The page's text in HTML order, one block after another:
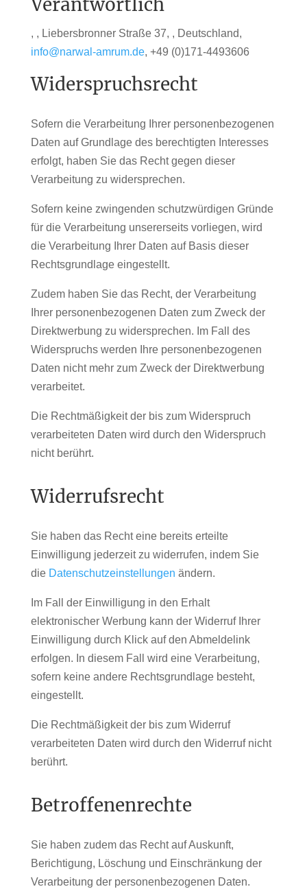
Verantwortlich
, , Liebersbronner Straße 37, , Deutschland,
info@narwal-amrum.de, +49 (0)171-4493606
Widerspruchsrecht
Sofern die Verarbeitung Ihrer personenbezogenen
Daten auf Grundlage des berechtigten Interesses
erfolgt, haben Sie das Recht gegen dieser
Verarbeitung zu widersprechen.
Sofern keine zwingenden schutzwürdigen Gründe
für die Verarbeitung unsererseits vorliegen, wird
die Verarbeitung Ihrer Daten auf Basis dieser
Rechtsgrundlage eingestellt.
Zudem haben Sie das Recht, der Verarbeitung
Ihrer personenbezogenen Daten zum Zweck der
Direktwerbung zu widersprechen. Im Fall des
Widerspruchs werden Ihre personenbezogenen
Daten nicht mehr zum Zweck der Direktwerbung
verarbeitet.
Die Rechtmäßigkeit der bis zum Widerspruch
verarbeiteten Daten wird durch den Widerspruch
nicht berührt.
Widerrufsrecht
Sie haben das Recht eine bereits erteilte
Einwilligung jederzeit zu widerrufen, indem Sie
die Datenschutzeinstellungen ändern.
Im Fall der Einwilligung in den Erhalt
elektronischer Werbung kann der Widerruf Ihrer
Einwilligung durch Klick auf den Abmeldelink
erfolgen. In diesem Fall wird eine Verarbeitung,
sofern keine andere Rechtsgrundlage besteht,
eingestellt.
Die Rechtmäßigkeit der bis zum Widerruf
verarbeiteten Daten wird durch den Widerruf nicht
berührt.
Betroffenenrechte
Sie haben zudem das Recht auf Auskunft,
Berichtigung, Löschung und Einschränkung der
Verarbeitung der personenbezogenen Daten.